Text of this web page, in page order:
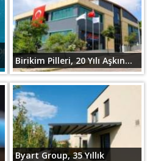
Birikim Pilleri, 20 Yılı Aşkın...
Byart Group, 35 Yıllık